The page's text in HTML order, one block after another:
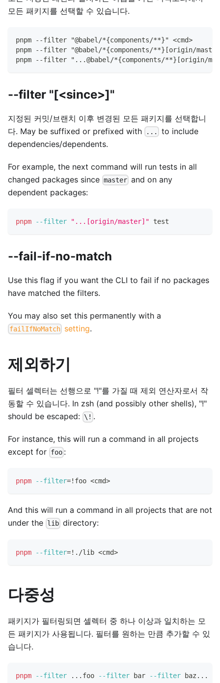
모든 패키지를 선택할 수 있습니다.
pnpm --filter "@babel/*{components/**}" <cmd>
pnpm --filter "@babel/*{components/**}[origin/
pnpm --filter "...@babel/*{components/**}[origin/
--filter "[<since>]"
지정된 커밋/브랜치 이후 변경된 모든 패키지를 선택합니
다. May be suffixed or prefixed with
...
to include
dependencies/dependents.
For example, the next command will run tests in all
changed packages since master and on any
dependent packages:
pnpm --filter "...[origin/master]" test
--fail-if-no-match
Use this flag if you want the CLI to fail if no packages
have matched the filters.
You may also set this permanently with a
failIfNoMatch setting.
제외하기
필터 셀렉터는 선행으로 "!"를 가질 때 제외 연산자로서 작
동할 수 있습니다. In zsh (and possibly other shells), "!"
should be escaped: \! .
For instance, this will run a command in all projects
except for foo :
pnpm --filter=! foo <cmd>
And this will run a command in all projects that are not
under the
lib directory:
pnpm --filter=! ./lib <cmd>
다중성
패키지가 필터링되면 셀렉터 중 하나 이상과 일치하는 모
든 패키지가 사용됩니다. 필터를 원하는 만큼 추가할 수 있
습니다.
pnpm --filter .. .foo --filter bar --filter baz .. .